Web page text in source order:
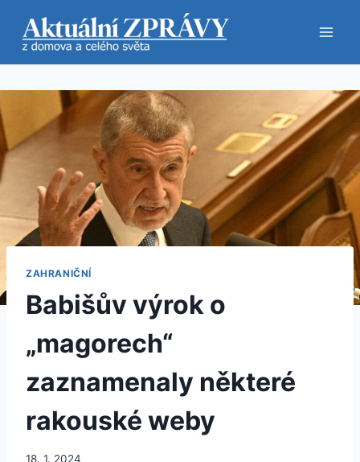
obsah
ZAHRANIČNÍ
Babišův výrok o
„magorech“
zaznamenaly některé
rakouské weby
18. 1. 2024